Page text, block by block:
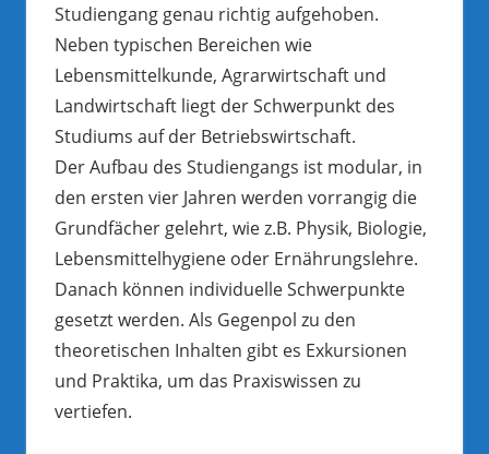
Studiengang genau richtig aufgehoben.
Neben typischen Bereichen wie
Lebensmittelkunde, Agrarwirtschaft und
Landwirtschaft liegt der Schwerpunkt des
Studiums auf der Betriebswirtschaft.
Der Aufbau des Studiengangs ist modular, in
den ersten vier Jahren werden vorrangig die
Grundfächer gelehrt, wie z.B. Physik, Biologie,
Lebensmittelhygiene oder Ernährungslehre.
Danach können individuelle Schwerpunkte
gesetzt werden. Als Gegenpol zu den
theoretischen Inhalten gibt es Exkursionen
und Praktika, um das Praxiswissen zu
vertiefen.